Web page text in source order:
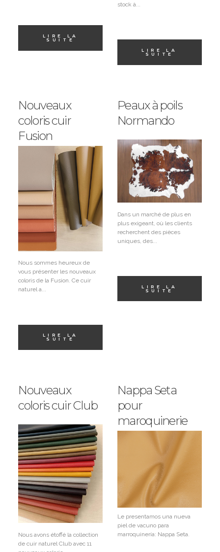
LIRE LA
SUITE
stock à...
LIRE LA
SUITE
Nouveaux
coloris cuir
Fusion
Nous sommes heureux de
vous présenter les nouveaux
coloris de la Fusion. Ce cuir
naturel a...
LIRE LA
SUITE
Peaux à poils
Normando
Dans un marché de plus en
plus exigeant, où les clients
recherchent des pièces
uniques, des...
LIRE LA
SUITE
Nouveaux
coloris cuir Club
Nous avons étoffé la collection
de cuir naturel Club avec 11
Nappa Seta
pour
maroquinerie
Le presentamos una nueva
piel de vacuno para
marroquinería: Nappa Seta.